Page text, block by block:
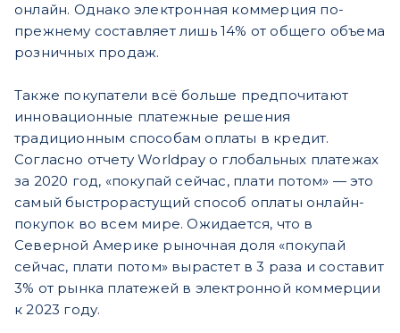
онлайн. Однако электронная коммерция по-
прежнему составляет лишь 14% от общего объема
розничных продаж.
Также покупатели всё больше предпочитают
инновационные платежные решения
традиционным способам оплаты в кредит.
Согласно отчету Worldpay о глобальных платежах
за 2020 год, «покупай сейчас, плати потом» — это
самый быстрорастущий способ оплаты онлайн-
покупок во всем мире. Ожидается, что в
Северной Америке рыночная доля «покупай
сейчас, плати потом» вырастет в 3 раза и составит
3% от рынка платежей в электронной коммерции
к 2023 году.